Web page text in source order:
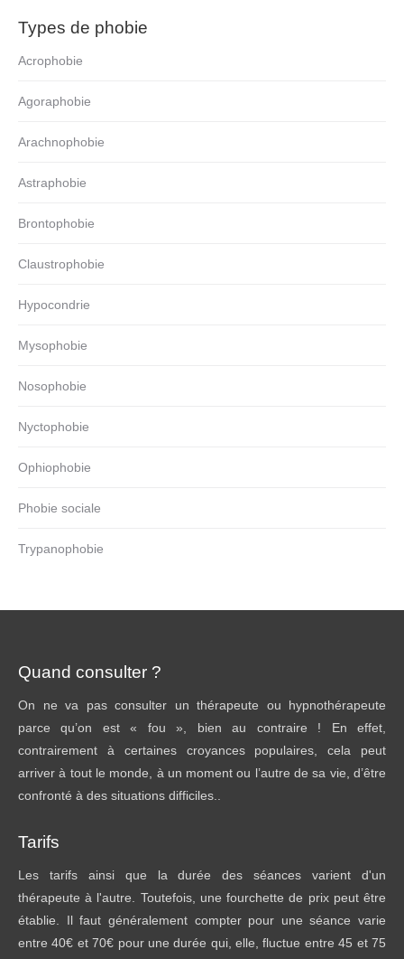
Types de phobie
Acrophobie
Agoraphobie
Arachnophobie
Astraphobie
Brontophobie
Claustrophobie
Hypocondrie
Mysophobie
Nosophobie
Nyctophobie
Ophiophobie
Phobie sociale
Trypanophobie
Quand consulter ?
On ne va pas consulter un thérapeute ou hypnothérapeute
parce qu’on est « fou », bien au contraire ! En effet,
contrairement à certaines croyances populaires, cela peut
arriver à tout le monde, à un moment ou l’autre de sa vie, d’être
confronté à des situations difficiles..
Tarifs
Les tarifs ainsi que la durée des séances varient d'un
thérapeute à l'autre. Toutefois, une fourchette de prix peut être
établie. Il faut généralement compter pour une séance varie
entre 40€ et 70€ pour une durée qui, elle, fluctue entre 45 et 75